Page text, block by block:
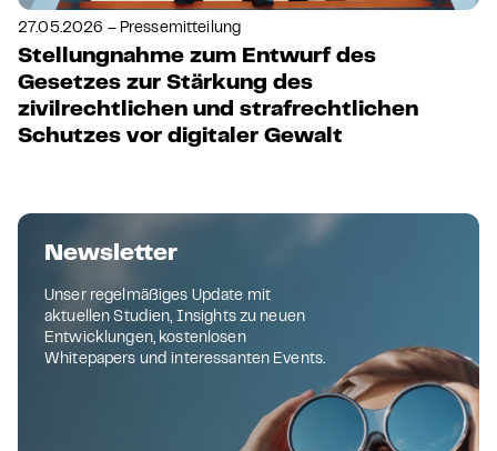
27.05.2026 – Pressemitteilung
Stellungnahme zum Entwurf des
Gesetzes zur Stärkung des
zivilrechtlichen und strafrechtlichen
Schutzes vor digitaler Gewalt
Newsletter
Unser regelmäßiges Update mit
aktuellen Studien, Insights zu neuen
Entwicklungen, kostenlosen
Whitepapers und interessanten Events.